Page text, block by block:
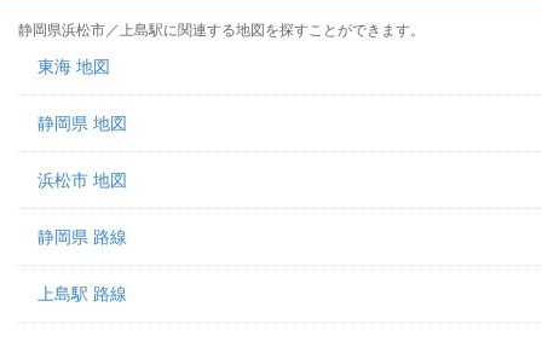
静岡県浜松市／上島駅に関連する地図を探すことができます。
東海 地図
静岡県 地図
浜松市 地図
静岡県 路線
上島駅 路線